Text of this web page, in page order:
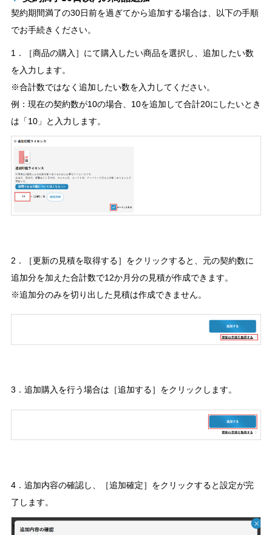
契約期間満了の30日前を過ぎてから追加する場合は、以下の手順
でお手続きください。
1．［商品の購入］にて購入したい商品を選択し、追加したい数
を入力します。
※合計数ではなく追加したい数を入力してください。
例：現在の契約数が10の場合、10を追加して合計20にしたいとき
は「10」と入力します。
2．［更新の見積を取得する］をクリックすると、元の契約数に
追加分を加えた合計数で12か月分の見積が作成できます。
※追加分のみを切り出した見積は作成できません。
3．追加購入を行う場合は［追加する］をクリックします。
4．追加内容の確認し、［追加確定］をクリックすると設定が完
了します。